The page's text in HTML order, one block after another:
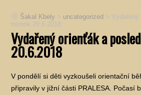
Šakal Kbely > uncategorized >Vydařený
trénink 20.6.2018
Vydařený orienťák a
20.6.2018
V pondělí si děti vyzkoušeli orientační
připravily v jižní části PRALESA. Počasí